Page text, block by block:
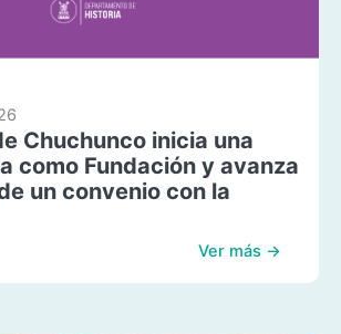
Chuchunco inicia una
como Fundación y avanza
un convenio con la
Ver más →